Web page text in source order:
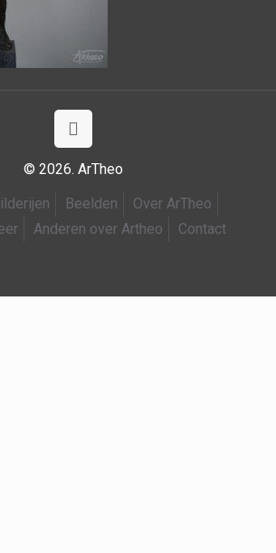
© 2026. ArTheo
Beelden
Over ArTheo
Anderen over Artheo Contact